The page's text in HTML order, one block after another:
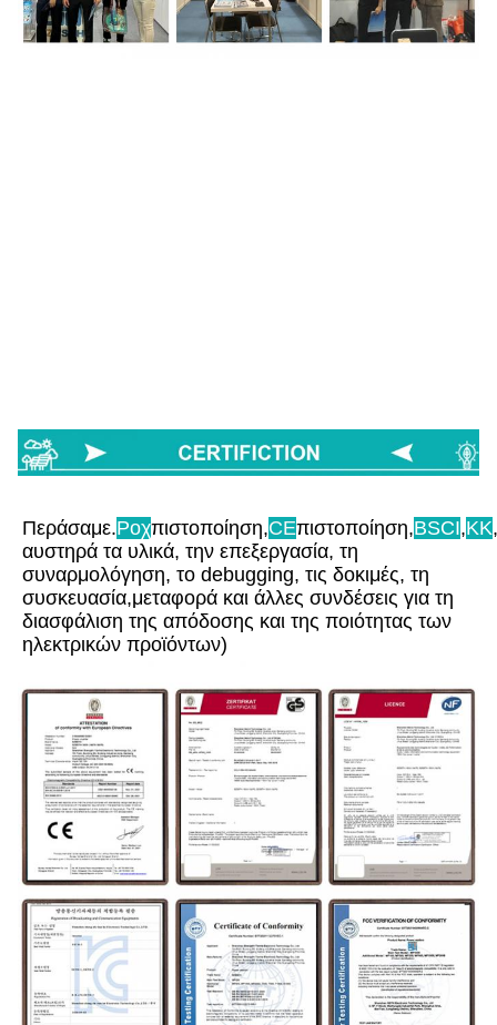
Περάσαμε.Ροχπιστοποίηση,CEπιστοποίηση,BSCI,ΚΚ,
αυστηρά τα υλικά, την επεξεργασία, τη
συναρμολόγηση, το debugging, τις δοκιμές, τη
συσκευασία,μεταφορά και άλλες συνδέσεις για τη
διασφάλιση της απόδοσης και της ποιότητας των
ηλεκτρικών προϊόντων)